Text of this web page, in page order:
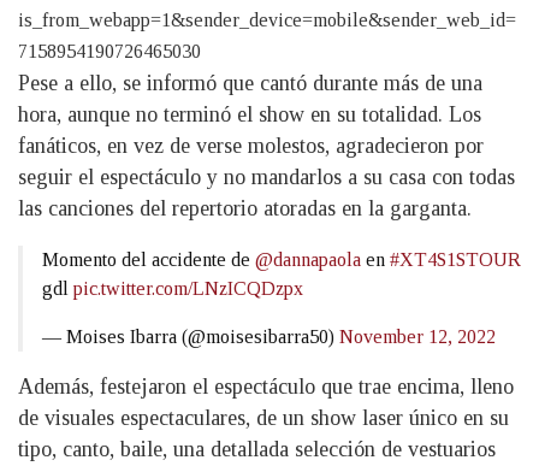
is_from_webapp=1&sender_device=mobile&sender_web_id=
7158954190726465030
Pese a ello, se informó que cantó durante más de una
hora, aunque no terminó el show en su totalidad. Los
fanáticos, en vez de verse molestos, agradecieron por
seguir el espectáculo y no mandarlos a su casa con todas
las canciones del repertorio atoradas en la garganta.
Momento del accidente de @dannapaola en #XT4S1STOUR
gdl pic.twitter.com/LNzICQDzpx
— Moises Ibarra (@moisesibarra50) November 12, 2022
Además, festejaron el espectáculo que trae encima, lleno
de visuales espectaculares, de un show laser único en su
tipo, canto, baile, una detallada selección de vestuarios